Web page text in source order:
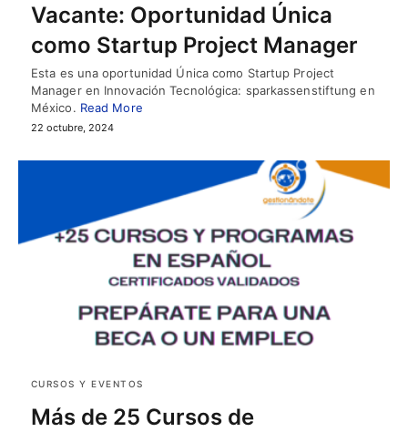
Vacante: Oportunidad Única
como Startup Project Manager
Esta es una oportunidad Única como Startup Project
Manager en Innovación Tecnológica: sparkassenstiftung en
México. Read More
22 octubre, 2024
CURSOS Y EVENTOS
Más de 25 Cursos de